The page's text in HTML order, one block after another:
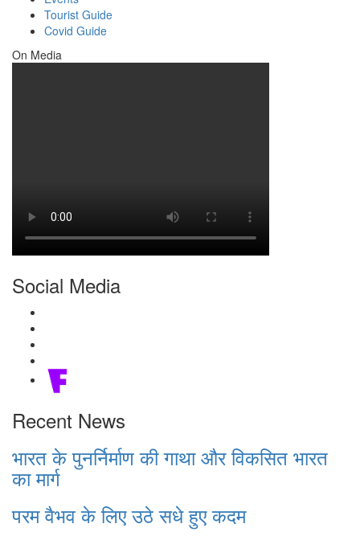
Tourist Guide
Covid Guide
On Media
Social Media
Recent News
भारत के पुनर्निर्माण की गाथा और विकसित भारत
का मार्ग
परम वैभव के लिए उठे सधे हुए कदम